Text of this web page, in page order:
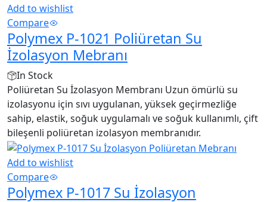
Add to wishlist
Compare
Polymex P-1021 Poliüretan Su
İzolasyon Mebranı
In Stock
Poliüretan Su İzolasyon Membranı Uzun ömürlü su
izolasyonu için sıvı uygulanan, yüksek geçirmezliğe
sahip, elastik, soğuk uygulamalı ve soğuk kullanımlı, çift
bileşenli poliüretan izolasyon membranıdır.
Add to wishlist
Compare
Polymex P-1017 Su İzolasyon